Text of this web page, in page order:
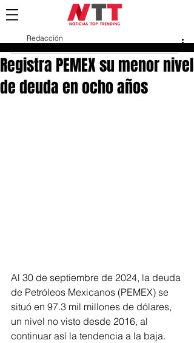
Registra PEMEX su menor nivel
de deuda en ocho años
Redacción
Al 30 de septiembre de 2024, la deuda
de Petróleos Mexicanos (PEMEX) se
situó en 97.3 mil millones de dólares,
un nivel no visto desde 2016, al
continuar así la tendencia a la baja.